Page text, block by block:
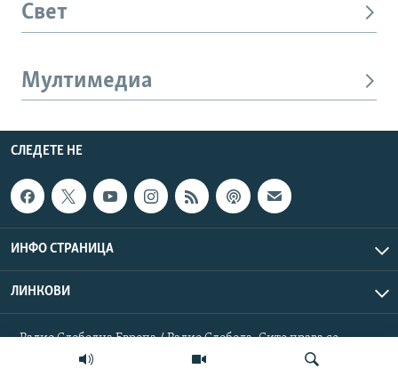
Свет
Мултимедиа
СЛЕДЕТЕ НЕ
ИНФО СТРАНИЦА
ЛИНКОВИ
Радио Слободна Европа / Радио Слобода. Сите права се
резервирани